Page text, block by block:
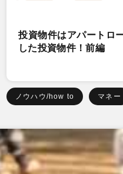
投資物件はアパートロ
した投資物件！前編
ノウハウ/how to マネー